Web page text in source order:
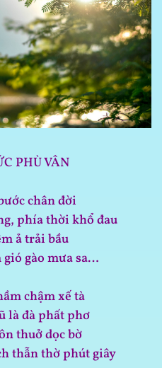
PHÙ VÂN
chân đời
phía thời khổ đau
ả trải bầu
gào mưa sa…
chậm xế tà
là đà phất phơ
thuở dọc bờ
thẫn thờ phút giây